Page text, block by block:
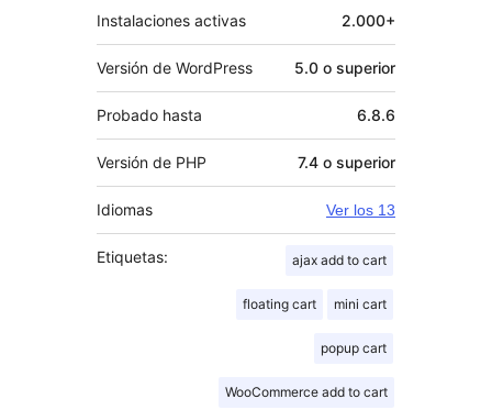
Instalaciones activas 2.000+
Versión de WordPress 5.0 o superior
Probado hasta 6.8.6
Versión de PHP 7.4 o superior
Idiomas Ver los 13
Etiquetas: ajax add to cart
floating cart mini cart
popup cart
WooCommerce add to cart